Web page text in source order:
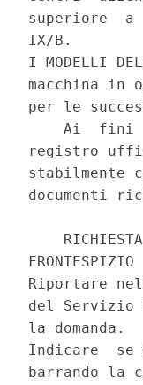
superiore  a
IX/B.
I MODELLI
macchina
per le
Ai  fini
registro
documenti
FRONTESPIZIO
Riportare
del Servizio
la domanda.
Indicare
barrando la